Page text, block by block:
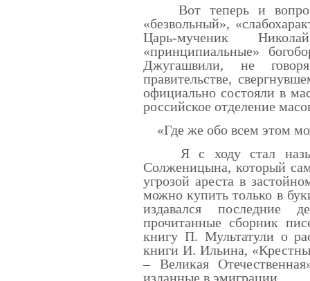
Вот теперь и
«безвольный»,
Царь-мученик
«принципиальные»
Джугашвили, не
правительстве,
официально состояли в
российское отделение
«Где же обо всем этом
Я с ходу стал
Солженицына, который
угрозой ареста в
можно купить только в
издавался последние
прочитанные сборник
книгу П. Мультатули о
книги И. Ильина,
– Великая
изданные в эмиграции...